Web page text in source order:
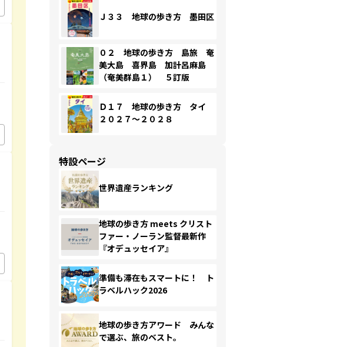
Ｊ３３ 地球の歩き方 墨田区
０２ 地球の歩き方 島旅 奄
美大島 喜界島 加計呂麻島
（奄美群島１） ５訂版
Ｄ１７ 地球の歩き方 タイ
２０２７～２０２８
特設ページ
世界遺産ランキング
地球の歩き方 meets クリスト
ファー・ノーラン監督最新作
『オデュッセイア』
準備も滞在もスマートに！ ト
ラベルハック2026
地球の歩き方アワード みんな
で選ぶ、旅のベスト。